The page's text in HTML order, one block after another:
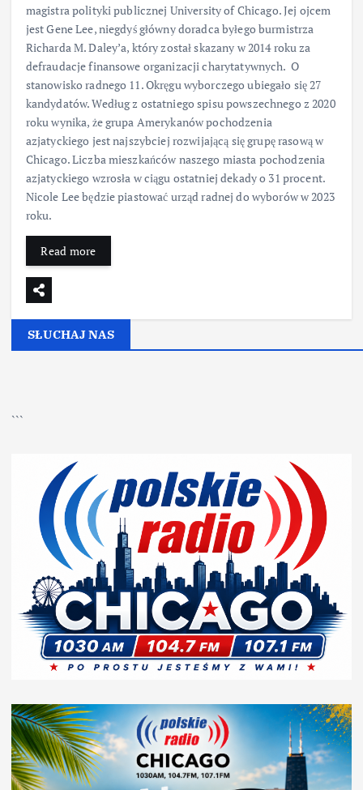
magistra polityki publicznej University of Chicago. Jej ojcem
jest Gene Lee, niegdyś główny doradca byłego burmistrza
Richarda M. Daley’a, który został skazany w 2014 roku za
defraudacje finansowe organizacji charytatywnych. O
stanowisko radnego 11. Okręgu wyborczego ubiegało się 27
kandydatów. Według z ostatniego spisu powszechnego z 2020
roku wynika, że grupa Amerykanów pochodzenia
azjatyckiego jest najszybciej rozwijającą się grupę rasową w
Chicago. Liczba mieszkańców naszego miasta pochodzenia
azjatyckiego wzrosła w ciągu ostatniej dekady o 31 procent.
Nicole Lee będzie piastować urząd radnej do wyborów w 2023
roku.
Read more
SŁUCHAJ NAS
```